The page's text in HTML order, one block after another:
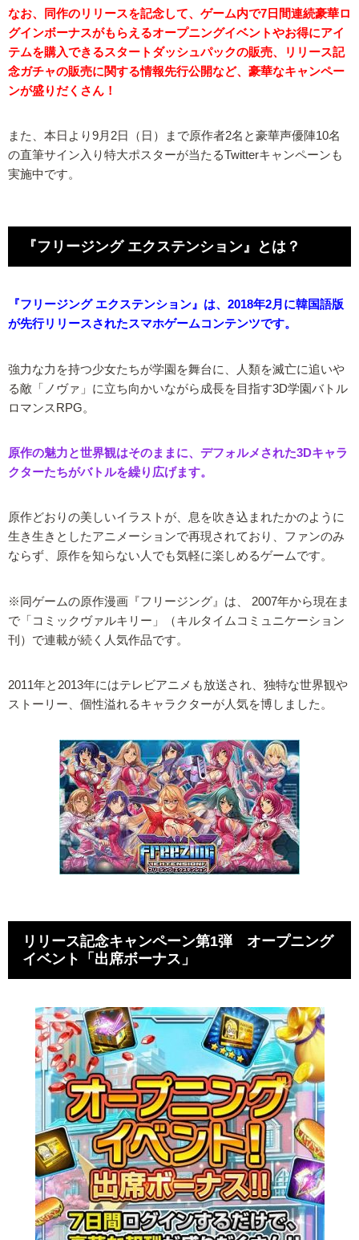
なお、同作のリリースを記念して、ゲーム内で7日間連続豪華ロ
グインボーナスがもらえるオープニングイベントやお得にアイ
テムを購入できるスタートダッシュパックの販売、リリース記
念ガチャの販売に関する情報先行公開など、豪華なキャンペー
ンが盛りだくさん！
また、本日より9月2日（日）まで原作者2名と豪華声優陣10名
の直筆サイン入り特大ポスターが当たるTwitterキャンペーンも
実施中です。
『フリージング エクステンション』とは？
『フリージング エクステンション』は、2018年2月に韓国語版
が先行リリースされたスマホゲームコンテンツです。
強力な力を持つ少女たちが学園を舞台に、人類を滅亡に追いや
る敵「ノヴァ」に立ち向かいながら成長を目指す3D学園バトル
ロマンスRPG。
原作の魅力と世界観はそのままに、デフォルメされた3Dキャラ
クターたちがバトルを繰り広げます。
原作どおりの美しいイラストが、息を吹き込まれたかのように
生き生きとしたアニメーションで再現されており、ファンのみ
ならず、原作を知らない人でも気軽に楽しめるゲームです。
※同ゲームの原作漫画『フリージング』は、 2007年から現在ま
で「コミックヴァルキリー」（キルタイムコミュニケーション
刊）で連載が続く人気作品です。
2011年と2013年にはテレビアニメも放送され、独特な世界観や
ストーリー、個性溢れるキャラクターが人気を博しました。
リリース記念キャンペーン第1弾 オープニング
イベント「出席ボーナス」